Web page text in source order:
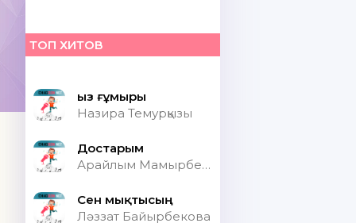
ТОП ХИТОВ
Қыз ғұмыры
Назира Темурқызы
Достарым
Арайлым Мамырбекқызы
Сен мықтысың
Ләззат Байырбекова